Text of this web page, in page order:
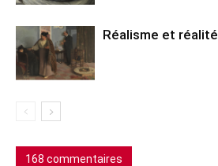
Réalisme et réalité
168 commentaires